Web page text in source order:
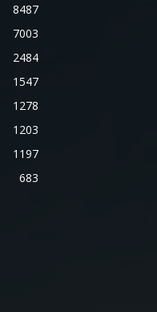
8487
7003
2484
1547
1278
1203
1197
683